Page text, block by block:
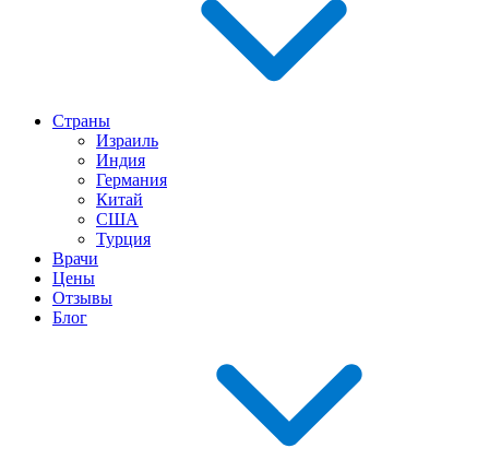
Страны
Израиль
Индия
Германия
Китай
США
Турция
Врачи
Цены
Отзывы
Блог